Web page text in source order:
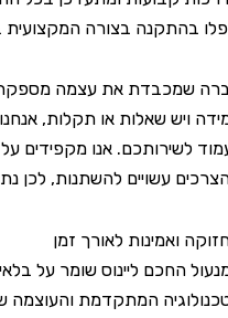
בצורה המקצועית
את עצמה מספקת גם
שאלות או תקלות, אנחנו
אנו מקפידים על יחס
עשויים להשתנות, לכן נתאים
לאורך זמן
ליינוס שומר על בלאי
המתקדמת והעוצמה שלו.